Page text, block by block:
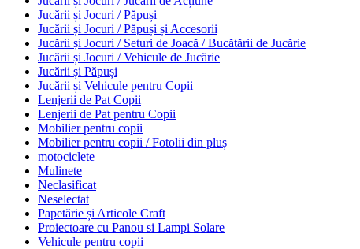
Jucării și Jocuri / Păpuși
Jucării și Jocuri / Păpuși și Accesorii
Jucării și Jocuri / Seturi de Joacă / Bucătării de Jucărie
Jucării și Jocuri / Vehicule de Jucărie
Jucării și Păpuși
Jucării și Vehicule pentru Copii
Lenjerii de Pat Copii
Lenjerii de Pat pentru Copii
Mobilier pentru copii
Mobilier pentru copii / Fotolii din pluș
motociclete
Mulinete
Neclasificat
Neselectat
Papetărie și Articole Craft
Proiectoare cu Panou si Lampi Solare
Vehicule pentru copii